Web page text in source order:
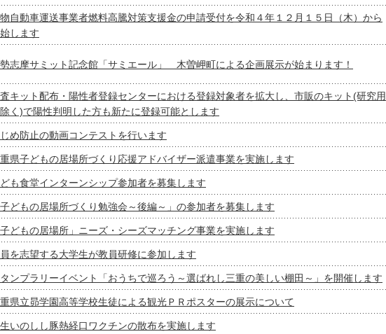
自動車運送事業者燃料高騰対策支援金の申請受付を令和４年１２月１５日（木）から
します
志摩サミット記念館「サミエール」 木曽岬町による企画展示が始まります！
キット配布・陽性者登録センターにおける登録対象者を拡大し、市販のキット(研究用
く)で陽性判明した方も新たに登録可能とします
め防止の動画コンテストを行います
県子どもの居場所づくり応援アドバイザー派遣事業を実施します
も食堂インターンシップ参加者を募集します
子どもの居場所づくり勉強会～後編～」の参加者を募集します
子どもの居場所」ニーズ・シーズマッチング事業を実施します
を志望する大学生が教員研修に参加します
ンプラリーイベント「おうちで巡ろう～選ばれし三重の美しい棚田～」を開催します
県立昴学園高等学校生徒による観光ＰＲポスターの展示について
いのしし豚熱経口ワクチンの散布を実施します